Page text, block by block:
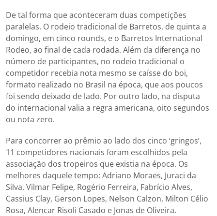
De tal forma que aconteceram duas competições
paralelas. O rodeio tradicional de Barretos, de quinta a
domingo, em cinco rounds, e o Barretos International
Rodeo, ao final de cada rodada. Além da diferença no
número de participantes, no rodeio tradicional o
competidor recebia nota mesmo se caísse do boi,
formato realizado no Brasil na época, que aos poucos
foi sendo deixado de lado. Por outro lado, na disputa
do internacional valia a regra americana, oito segundos
ou nota zero.
Para concorrer ao prêmio ao lado dos cinco ‘gringos’,
11 competidores nacionais foram escolhidos pela
associação dos tropeiros que existia na época. Os
melhores daquele tempo: Adriano Moraes, Juraci da
Silva, Vilmar Felipe, Rogério Ferreira, Fabrício Alves,
Cassius Clay, Gerson Lopes, Nelson Calzon, Milton Célio
Rosa, Alencar Risoli Casado e Jonas de Oliveira.